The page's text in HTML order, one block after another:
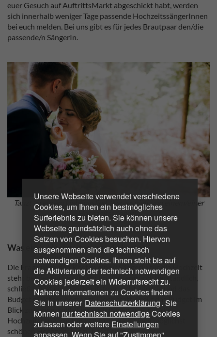
Unsere Webseite verwendet verschiedene
Cookies, um Ihnen ein bestmögliches
Surferlebnis zu bieten. Sie können unsere
Webseite grundsätzlich auch ohne das
Setzen von Cookies besuchen. Hiervon
ausgenommen sind die technisch
notwendigen Cookies. Ihnen steht bis auf
die Aktivierung der technisch notwendigen
Cookies jederzeit ein Widerrufsrecht zu.
Nähere Informationen zu Cookies finden
Sie in unserer Datenschutzerklärung. Sie
können nur technisch notwendigeCookies
zulassen oder weitere Einstellungen
anpassen. Wenn Sie auf "Zustimmen"
euer Gesuch auf AuftrittsMarkt abgeschickt habt, werden
sich innerhalb weniger Tage passende HochzeitssängerInnen
bei euch melden. Bei uns gibt es für jedes Brautpaar den/die
passende/n SängerIn.
Tanzt zu eurem Lieblingslied, live gespielt von einem/einer
HochzeitssängerIn
Was ein/e HochzeitssängerIn kostet
Die Frage nach den Kosten eine/r SängerIn für die Hochzeit
steht bei der Suche oft sehr im Vordergrund. Verständlich,
schließlich ist eine Hochzeitsfeier nicht günstig und das
Budget meistens begrenzt. Doch statt direkt das Budget im
Blick zu haben, solltet ihr euch fragen, was der/die
HochzeitssängerIn tun kann, um euch einen möglichst
schönen Hochzeitstag zu bescheren.